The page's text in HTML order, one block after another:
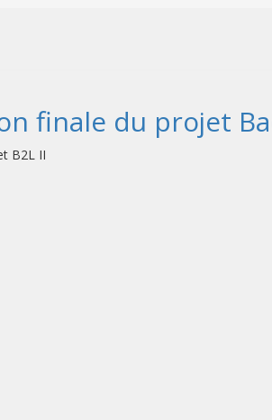
finale du projet
B2L II